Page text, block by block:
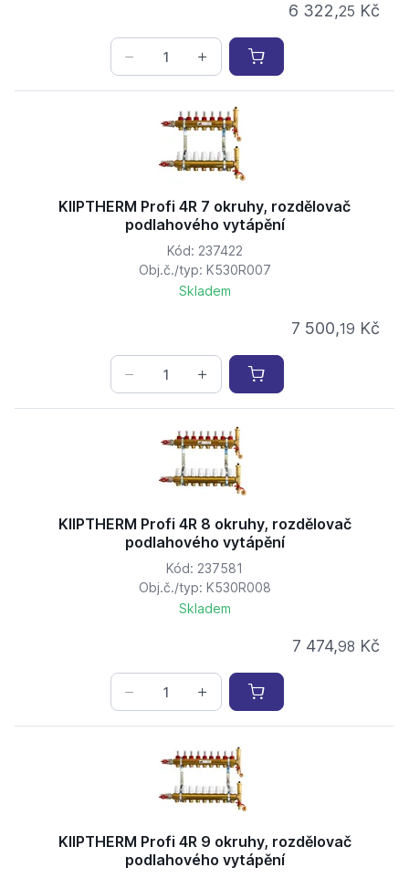
6 322,25 Kč
KIIPTHERM Profi 4R 7 okruhy, rozdělovač
podlahového vytápění
Kód: 237422
Obj.č./typ: K530R007
Skladem
7 500,19 Kč
KIIPTHERM Profi 4R 8 okruhy, rozdělovač
podlahového vytápění
Kód: 237581
Obj.č./typ: K530R008
Skladem
7 474,98 Kč
KIIPTHERM Profi 4R 9 okruhy, rozdělovač
podlahového vytápění